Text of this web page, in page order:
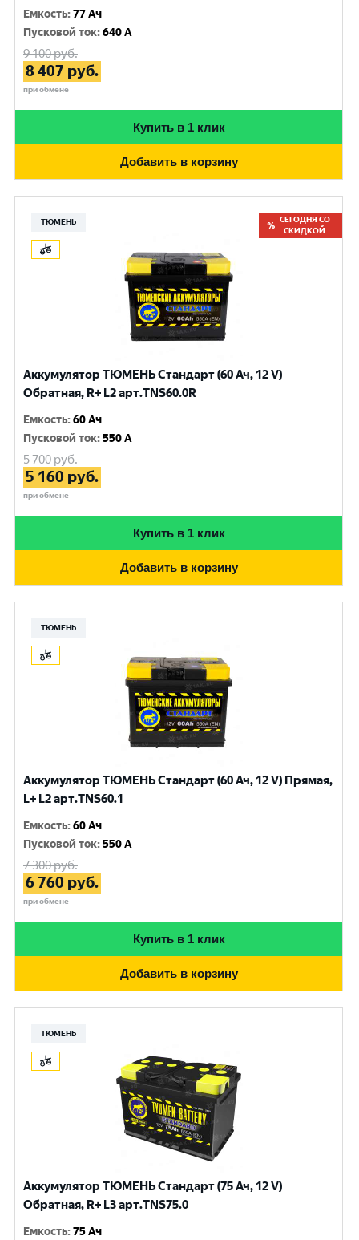
Емкость:77 Ач
Пусковой ток:640 A
9 100руб.
8 407 руб.
при обмене
Купить в 1 клик
Добавить в корзину
ТЮМЕНЬ
СЕГОДНЯ СО
СКИДКОЙ
Аккумулятор ТЮМЕНЬ Стандарт (60 Ач, 12 V)
Обратная, R+ L2 арт.TNS60.0R
Емкость:60 Ач
Пусковой ток:550 A
5 700руб.
5 160 руб.
при обмене
Купить в 1 клик
Добавить в корзину
ТЮМЕНЬ
Аккумулятор ТЮМЕНЬ Стандарт (60 Ач, 12 V) Прямая,
L+ L2 арт.TNS60.1
Емкость:60 Ач
Пусковой ток:550 A
7 300руб.
6 760 руб.
при обмене
Купить в 1 клик
Добавить в корзину
ТЮМЕНЬ
Аккумулятор ТЮМЕНЬ Стандарт (75 Ач, 12 V)
Обратная, R+ L3 арт.TNS75.0
Емкость:75 Ач